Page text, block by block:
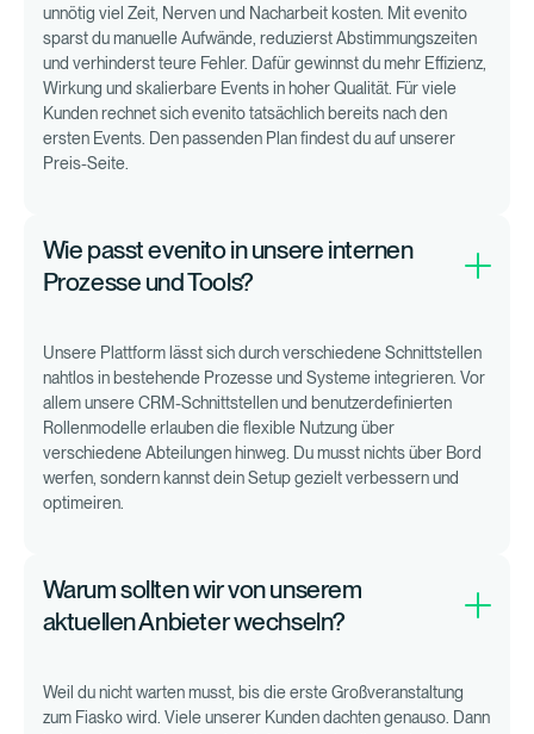
unnötig viel Zeit, Nerven und Nacharbeit kosten. Mit evenito
sparst du manuelle Aufwände, reduzierst Abstimmungszeiten
und verhinderst teure Fehler. Dafür gewinnst du mehr Effizienz,
Wirkung und skalierbare Events in hoher Qualität. Für viele
Kunden rechnet sich evenito tatsächlich bereits nach den
ersten Events. Den passenden Plan findest du auf unserer
Preis-Seite.
Wie passt evenito in unsere internen
Prozesse und Tools?
Unsere Plattform lässt sich durch verschiedene Schnittstellen
nahtlos in bestehende Prozesse und Systeme integrieren. Vor
allem unsere CRM-Schnittstellen und benutzerdefinierten
Rollenmodelle erlauben die flexible Nutzung über
verschiedene Abteilungen hinweg. Du musst nichts über Bord
werfen, sondern kannst dein Setup gezielt verbessern und
optimeiren.
Warum sollten wir von unserem
aktuellen Anbieter wechseln?
Weil du nicht warten musst, bis die erste Großveranstaltung
zum Fiasko wird. Viele unserer Kunden dachten genauso. Dann